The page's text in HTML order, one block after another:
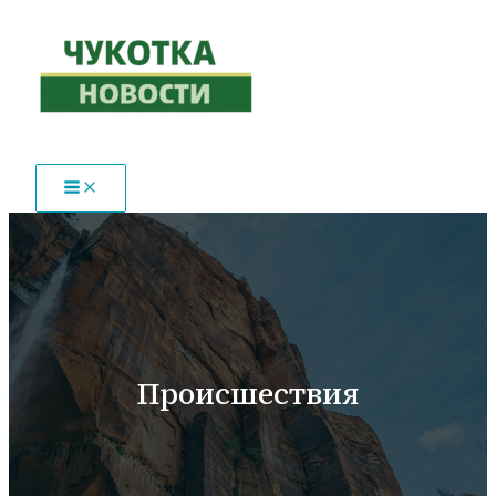
содержимому
Происшествия